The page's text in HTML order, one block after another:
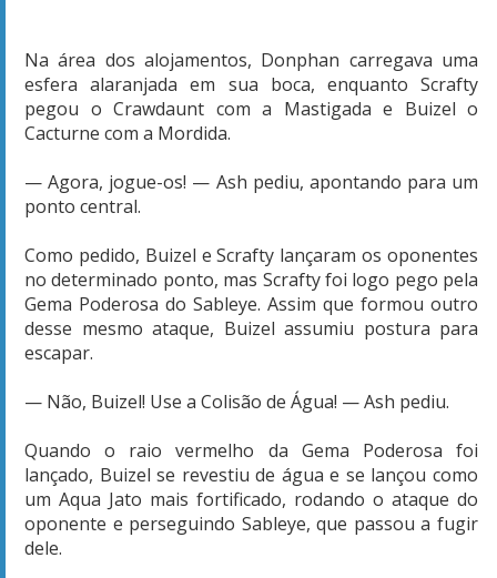
Na área dos alojamentos, Donphan carregava uma
esfera alaranjada em sua boca, enquanto Scrafty
pegou o Crawdaunt com a Mastigada e Buizel o
Cacturne com a Mordida.
— Agora, jogue-os! — Ash pediu, apontando para um
ponto central.
Como pedido, Buizel e Scrafty lançaram os oponentes
no determinado ponto, mas Scrafty foi logo pego pela
Gema Poderosa do Sableye. Assim que formou outro
desse mesmo ataque, Buizel assumiu postura para
escapar.
— Não, Buizel! Use a Colisão de Água! — Ash pediu.
Quando o raio vermelho da Gema Poderosa foi
lançado, Buizel se revestiu de água e se lançou como
um Aqua Jato mais fortificado, rodando o ataque do
oponente e perseguindo Sableye, que passou a fugir
dele.